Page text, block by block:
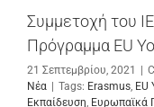
Συμμετοχή του
Πρόγραμμα EU
21 Σεπτεμβρίου, 2021 |
Νέα | Tags: Erasmus EU
Εκπαίδευση Ευρωπαϊκά